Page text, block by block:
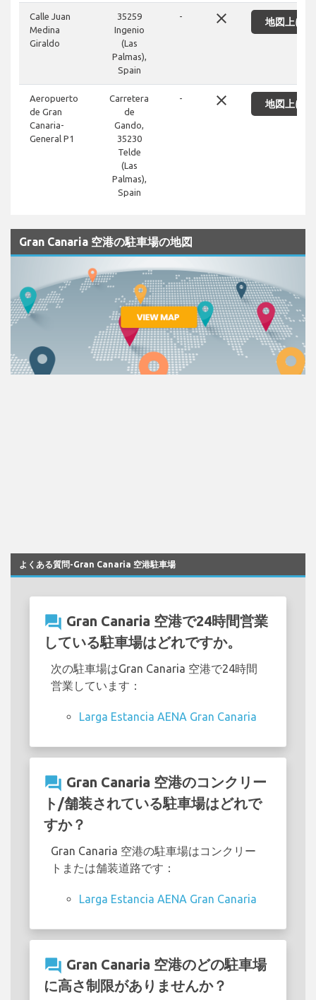
Calle Juan
Medina
Giraldo
35259
Ingenio
(Las
Palmas),
Spain
- close 地図上に
Aeropuerto
de Gran
Canaria-
General P1
Carretera
de
Gando,
35230
Telde
(Las
Palmas),
Spain
- close 地図上に
Gran Canaria 空港の駐車場の地図
よくある質問-Gran Canaria 空港駐車場
question_answer Gran Canaria 空港で24時間営業
している駐車場はどれですか。
次の駐車場はGran Canaria 空港で24時間
営業しています：
Larga Estancia AENA Gran Canaria
question_answer Gran Canaria 空港のコンクリー
ト/舗装されている駐車場はどれで
すか？
Gran Canaria 空港の駐車場はコンクリー
トまたは舗装道路です：
Larga Estancia AENA Gran Canaria
question_answer Gran Canaria 空港のどの駐車場
に高さ制限がありませんか？